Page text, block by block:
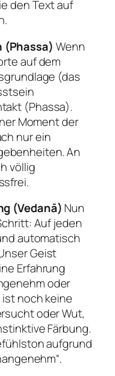
den Text auf
(Phassa) Wenn
auf dem
(das
(Phassa).
Moment der
nur ein
An
völlig
(Vedanā) Nun
Auf jeden
automatisch
Geist
Erfahrung
oder
noch keine
oder Wut,
Färbung.
aufgrund